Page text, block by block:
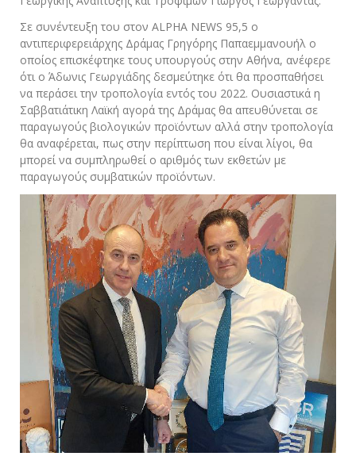
Σε συνέντευξη του στον ALPHA NEWS 95,5 ο
αντιπεριφερειάρχης Δράμας Γρηγόρης Παπαεμμανουήλ ο
οποίος επισκέφτηκε τους υπουργούς στην Αθήνα, ανέφερε
ότι ο Άδωνις Γεωργιάδης δεσμεύτηκε ότι θα προσπαθήσει
να περάσει την τροπολογία εντός του 2022. Ουσιαστικά η
Σαββατιάτικη Λαϊκή αγορά της Δράμας θα απευθύνεται σε
παραγωγούς βιολογικών προϊόντων αλλά στην τροπολογία
θα αναφέρεται, πως στην περίπτωση που είναι λίγοι, θα
μπορεί να συμπληρωθεί ο αριθμός των εκθετών με
παραγωγούς συμβατικών προϊόντων.